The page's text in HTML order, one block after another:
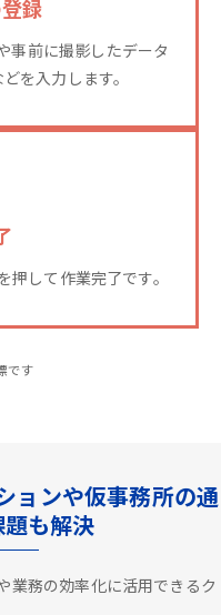
録
事前に撮影したデータ
を入力します。
して作業完了です。
です
ョンや仮事務所の通
も解決
業務の効率化に活用できるク